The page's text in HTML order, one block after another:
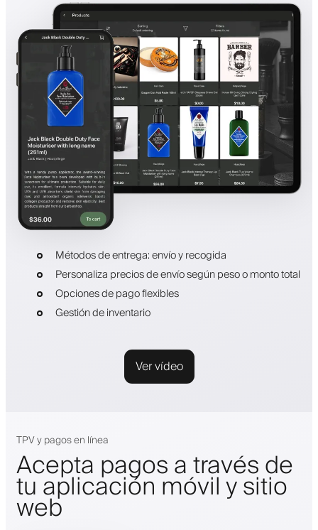
Métodos de entrega: envío y recogida
Personaliza precios de envío según peso o monto total
Opciones de pago flexibles
Gestión de inventario
Ver vídeo
TPV y pagos en línea
Acepta pagos a través de
tu aplicación móvil y sitio
web